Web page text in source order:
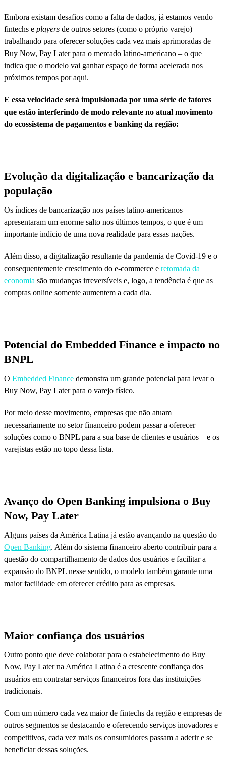
Embora existam desafios como a falta de dados, já estamos vendo
fintechs e players de outros setores (como o próprio varejo)
trabalhando para oferecer soluções cada vez mais aprimoradas de
Buy Now, Pay Later para o mercado latino-americano – o que
indica que o modelo vai ganhar espaço de forma acelerada nos
próximos tempos por aqui.
E essa velocidade será impulsionada por uma série de fatores
que estão interferindo de modo relevante no atual movimento
do ecossistema de pagamentos e banking da região:
Evolução da digitalização e bancarização da
população
Os índices de bancarização nos países latino-americanos
apresentaram um enorme salto nos últimos tempos, o que é um
importante indício de uma nova realidade para essas nações.
Além disso, a digitalização resultante da pandemia de Covid-19 e o
consequentemente crescimento do e-commerce e retomada da
economia são mudanças irreversíveis e, logo, a tendência é que as
compras online somente aumentem a cada dia.
Potencial do Embedded Finance e impacto no
BNPL
O Embedded Finance demonstra um grande potencial para levar o
Buy Now, Pay Later para o varejo físico.
Por meio desse movimento, empresas que não atuam
necessariamente no setor financeiro podem passar a oferecer
soluções como o BNPL para a sua base de clientes e usuários – e os
varejistas estão no topo dessa lista.
Avanço do Open Banking impulsiona o Buy
Now, Pay Later
Alguns países da América Latina já estão avançando na questão do
Open Banking. Além do sistema financeiro aberto contribuir para a
questão do compartilhamento de dados dos usuários e facilitar a
expansão do BNPL nesse sentido, o modelo também garante uma
maior facilidade em oferecer crédito para as empresas.
Maior confiança dos usuários
Outro ponto que deve colaborar para o estabelecimento do Buy
Now, Pay Later na América Latina é a crescente confiança dos
usuários em contratar serviços financeiros fora das instituições
tradicionais.
Com um número cada vez maior de fintechs da região e empresas de
outros segmentos se destacando e oferecendo serviços inovadores e
competitivos, cada vez mais os consumidores passam a aderir e se
beneficiar dessas soluções.